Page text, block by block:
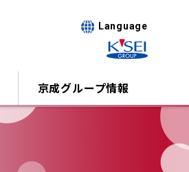
Language
京成グループ情報